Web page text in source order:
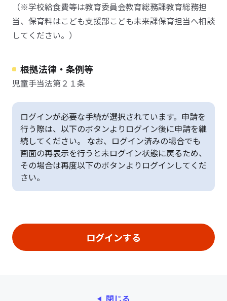
（※学校給食費等は教育委員会教育総務課教育総務担
当、保育料はこども支援部こども未来課保育担当へ相談
してください。）
根拠法律・条例等
児童手当法第２１条
ログインが必要な手続が選択されています。申請を
行う際は、以下のボタンよりログイン後に申請を継
続してください。 なお、ログイン済みの場合でも
画面の再表示を行うと未ログイン状態に戻るため、
その場合は再度以下のボタンよりログインしてくだ
さい。
閉じる